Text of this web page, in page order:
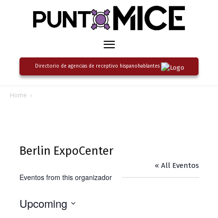
Directorio de agencias de receptivo hispanohablantes
Home
Berlin ExpoCenter
« All Eventos
Eventos from this organizador
Upcoming